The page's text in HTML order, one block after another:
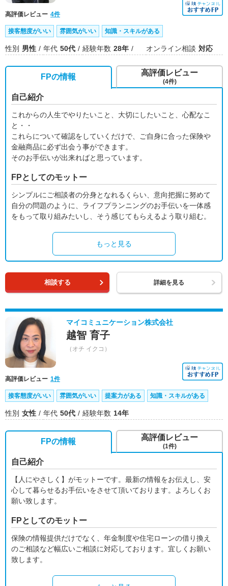
高評価レビュー 4件
接客態度がいい 雰囲気がいい 知識・スキルがある
性別 男性 年代 50代 経験年数 28年 オンライン相談 対応
FPの情報
自己紹介
これからの人生でやりたいこと、大切にしたいこと、心配なこ
と・・
これらについて確認をしていくだけで、ご自身に合った保険や
金融商品に必ず出会う事ができます。
そのお手伝いが出来ればと思っています。
FPとしてのモットー
シンプルにご相談者の分身となれるくらい、意向把握に努めて
自分の問題のように、ライフプランニングのお手伝いを一体感
をもって取り組みたいし、そう感じてもらえるよう取り組む。
もっと見る
高評価レビュー
(4件)
相談する 詳細を見る
マイコミュニケーション株式会社
越智 育子
（オチ イクコ）
高評価レビュー 1件
接客態度がいい 雰囲気がいい 提案力がある 知識・スキルがある
性別 女性 年代 50代 経験年数 14年
FPの情報
自己紹介
【人にやさしく】がモットーです。最新の情報をお伝えし、安
心して暮らせるお手伝いをさせて頂いております。よろしくお
願い致します。
FPとしてのモットー
保険の情報提供だけでなく、年金制度や住宅ローンの借り換え
のご相談など幅広いご相談に対応しております。宜しくお願い
致します。
高評価レビュー
(1件)